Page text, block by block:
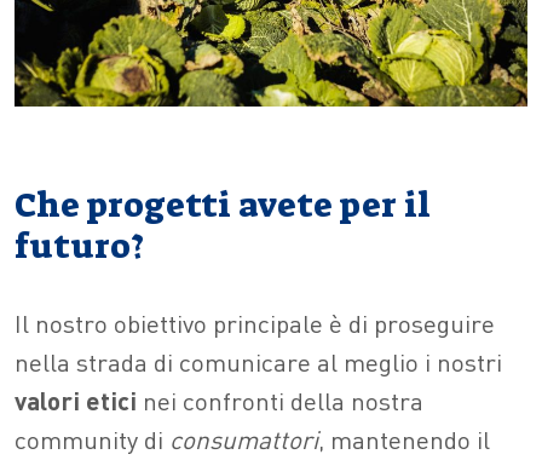
Che progetti avete per il
futuro?
Il nostro obiettivo principale è di proseguire
nella strada di comunicare al meglio i nostri
valori etici nei confronti della nostra
community di consumattori, mantenendo il